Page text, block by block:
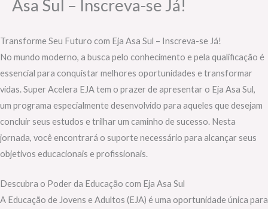
Asa Sul – Inscreva-se Já!
Transforme Seu Futuro com Eja Asa Sul – Inscreva-se Já!
No mundo moderno, a busca pelo conhecimento e pela qualificação é
essencial para conquistar melhores oportunidades e transformar
vidas. Super Acelera EJA tem o prazer de apresentar o Eja Asa Sul,
um programa especialmente desenvolvido para aqueles que desejam
concluir seus estudos e trilhar um caminho de sucesso. Nesta
jornada, você encontrará o suporte necessário para alcançar seus
objetivos educacionais e profissionais.
Descubra o Poder da Educação com Eja Asa Sul
A Educação de Jovens e Adultos (EJA) é uma oportunidade única para